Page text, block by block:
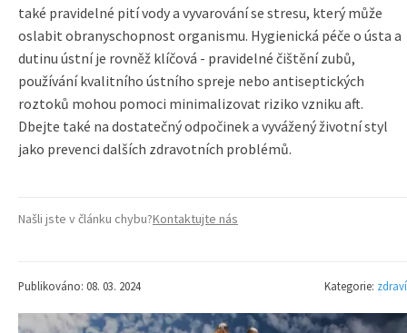
také pravidelné pití vody a vyvarování se stresu, který může
oslabit obranyschopnost organismu. Hygienická péče o ústa a
dutinu ústní je rovněž klíčová - pravidelné čištění zubů,
používání kvalitního ústního spreje nebo antiseptických
roztoků mohou pomoci minimalizovat riziko vzniku aft.
Dbejte také na dostatečný odpočinek a vyvážený životní styl
jako prevenci dalších zdravotních problémů.
Našli jste v článku chybu?Kontaktujte nás
Publikováno: 08. 03. 2024 Kategorie: zdraví